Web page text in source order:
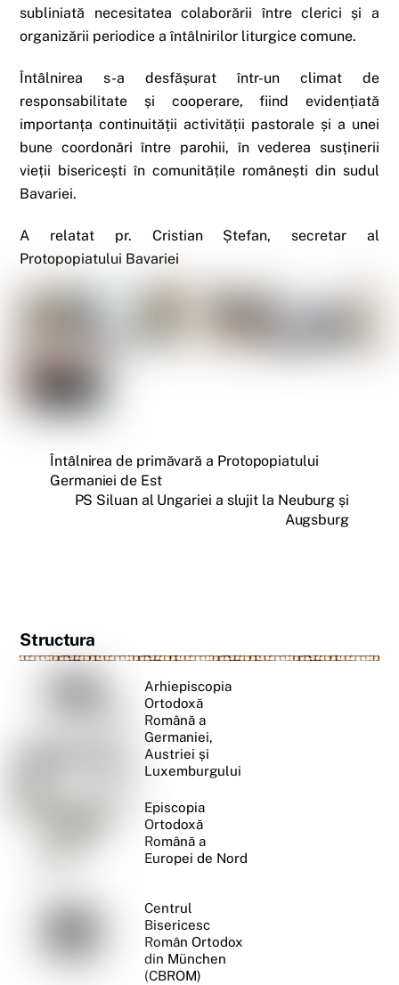
subliniată necesitatea colaborării între clerici și a
organizării periodice a întâlnirilor liturgice comune.
Întâlnirea s-a desfășurat într-un climat de
responsabilitate și cooperare, fiind evidențiată
importanța continuității activității pastorale și a unei
bune coordonări între parohii, în vederea susținerii
vieții bisericești în comunitățile românești din sudul
Bavariei.
A relatat pr. Cristian Ștefan, secretar al
Protopopiatului Bavariei
Întâlnirea de primăvară a Protopopiatului
Germaniei de Est
PS Siluan al Ungariei a slujit la Neuburg și
Augsburg
Structura
Arhiepiscopia
Ortodoxă
Română a
Germaniei,
Austriei și
Luxemburgului
Episcopia
Ortodoxă
Română a
Europei de Nord
Centrul
Bisericesc
Român Ortodox
din München
(CBROM)